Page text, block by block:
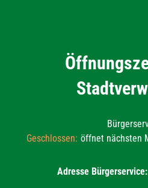
Klicken, um weitere Öffnungs-
Geschlossen: öffnet nächsten
Adresse